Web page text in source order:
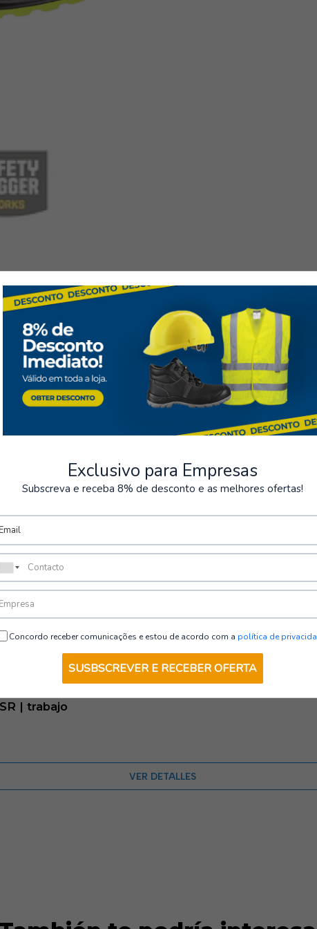
Almacenes
Mantenimiento general
Referencias normativas:
EN ISO 20345:2022
ASTM F2413:2018
IS 15298 (Parte 2):
Categoría: S1 P
seguros
de varios métodos de pago
Almacenamiento
Zapatos de seguridad
| trabajo
VER DETALLES
Exclusivo para Empresas
Subscreva e receba 8% de desconto e as melhores ofertas!
Concordo receber comunicações e estou de acordo com a política de
SUSBSCREVER E RECEBER OFERTA